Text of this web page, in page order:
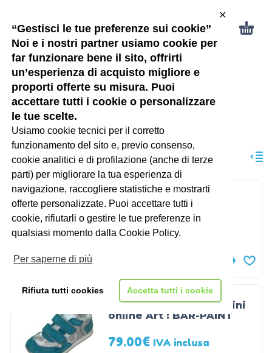
“Gestisci le tue preferenze sui cookie”
Noi e i nostri partner usiamo cookie per
far funzionare bene il sito, offrirti
un’esperienza di acquisto migliore e
proporti offerte su misura. Puoi
accettare tutti i cookie o personalizzare
le tue scelte.
Usiamo cookie tecnici per il corretto
funzionamento del sito e, previo consenso,
cookie analitici e di profilazione (anche di terze
parti) per migliorare la tua esperienza di
navigazione, raccogliere statistiche e mostrarti
offerte personalizzate. Puoi accettare tutti i
cookie, rifiutarli o gestire le tue preferenze in
qualsiasi momento dalla Cookie Policy.
Per saperne di più
Rifiuta tutti cookies Accetta tutti i cookie
✕
32
PRODOTTO TAGLIA 32
ORDINAMENTO PREDEFINITO
Ballerine prada con
66.00€ IVA inclusa
Scarpe sportive bambini
online Art : BAR-PAINT
79.00€ IVA inclusa